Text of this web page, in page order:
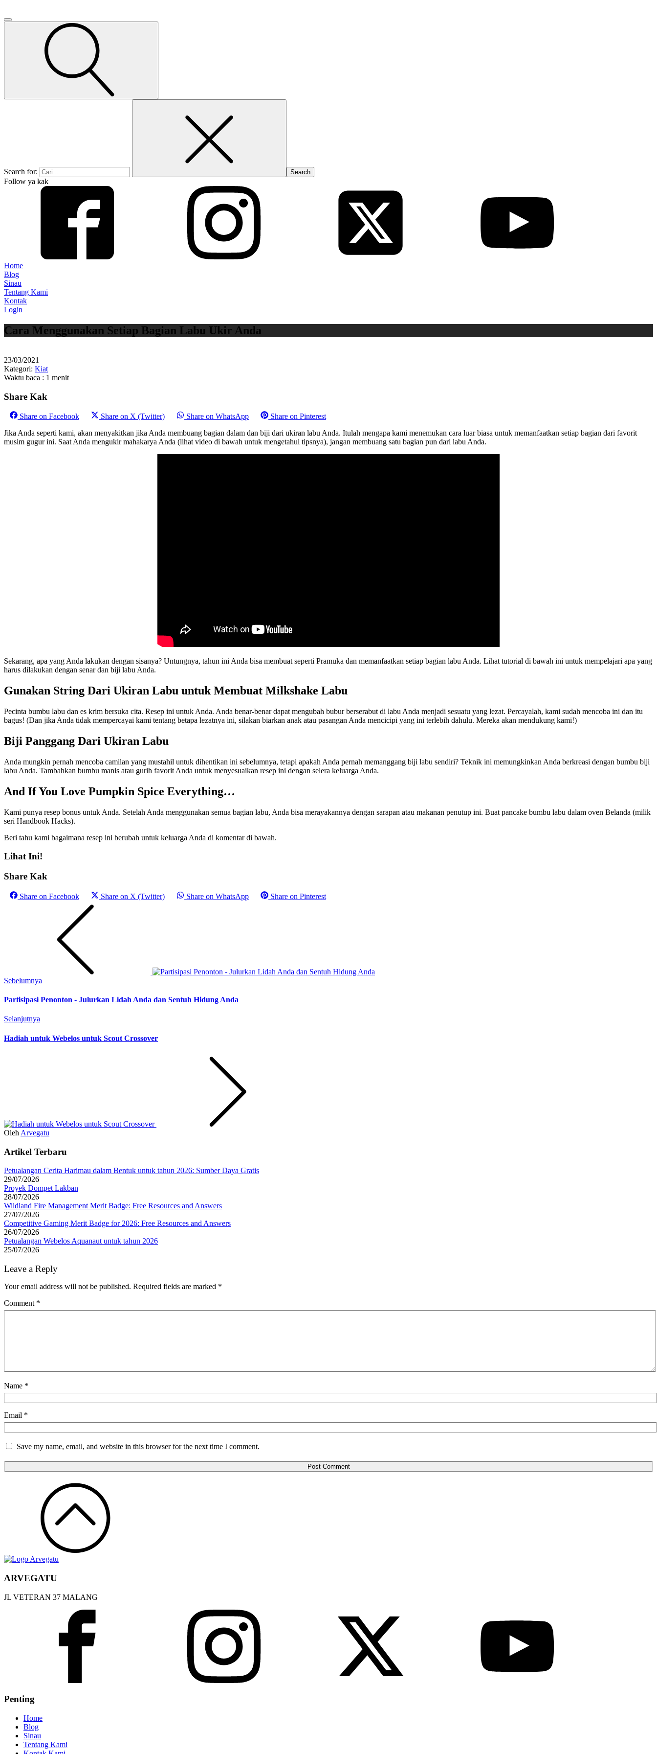
Search for:
Follow ya kak
Home
Blog
Sinau
Tentang Kami
Kontak
Login
Cara Menggunakan Setiap Bagian Labu Ukir Anda
23/03/2021
Kategori: Kiat
Waktu baca : 1 menit
Share Kak
Share on Facebook Share on X (Twitter) Share on WhatsApp Share on Pinterest
Jika Anda seperti kami, akan menyakitkan jika Anda membuang bagian dalam dan biji dari ukiran labu Anda. Itulah mengapa kami menemukan cara luar biasa untuk memanfaatkan setiap bagian dari favorit
musim gugur ini. Saat Anda mengukir mahakarya Anda (lihat video di bawah untuk mengetahui tipsnya), jangan membuang satu bagian pun dari labu Anda.
Sekarang, apa yang Anda lakukan dengan sisanya? Untungnya, tahun ini Anda bisa membuat seperti Pramuka dan memanfaatkan setiap bagian labu Anda. Lihat tutorial di bawah ini untuk mempelajari apa yang
harus dilakukan dengan senar dan biji labu Anda.
Gunakan String Dari Ukiran Labu untuk Membuat Milkshake Labu
Pecinta bumbu labu dan es krim bersuka cita. Resep ini untuk Anda. Anda benar-benar dapat mengubah bubur berserabut di labu Anda menjadi sesuatu yang lezat. Percayalah, kami sudah mencoba ini dan itu
bagus! (Dan jika Anda tidak mempercayai kami tentang betapa lezatnya ini, silakan biarkan anak atau pasangan Anda mencicipi yang ini terlebih dahulu. Mereka akan mendukung kami!)
Biji Panggang Dari Ukiran Labu
Anda mungkin pernah mencoba camilan yang mustahil untuk dihentikan ini sebelumnya, tetapi apakah Anda pernah memanggang biji labu sendiri? Teknik ini memungkinkan Anda berkreasi dengan bumbu biji
labu Anda. Tambahkan bumbu manis atau gurih favorit Anda untuk menyesuaikan resep ini dengan selera keluarga Anda.
And If You Love Pumpkin Spice Everything…
Kami punya resep bonus untuk Anda. Setelah Anda menggunakan semua bagian labu, Anda bisa merayakannya dengan sarapan atau makanan penutup ini. Buat pancake bumbu labu dalam oven Belanda (milik
seri Handbook Hacks).
Beri tahu kami bagaimana resep ini berubah untuk keluarga Anda di komentar di bawah.
Lihat Ini!
Share Kak
Share on Facebook Share on X (Twitter) Share on WhatsApp Share on Pinterest
Sebelumnya
Partisipasi Penonton - Julurkan Lidah Anda dan Sentuh Hidung Anda
Selanjutnya
Hadiah untuk Webelos untuk Scout Crossover
Oleh Arvegatu
Artikel Terbaru
Petualangan Cerita Harimau dalam Bentuk untuk tahun 2026: Sumber Daya Gratis
29/07/2026
Proyek Dompet Lakban
28/07/2026
Wildland Fire Management Merit Badge: Free Resources and Answers
27/07/2026
Competitive Gaming Merit Badge for 2026: Free Resources and Answers
26/07/2026
Petualangan Webelos Aquanaut untuk tahun 2026
25/07/2026
Leave a Reply
Your email address will not be published. Required fields are marked *
Comment *
Name *
Email *
Save my name, email, and website in this browser for the next time I comment.
ARVEGATU
JL VETERAN 37 MALANG
Penting
Home
Blog
Sinau
Tentang Kami